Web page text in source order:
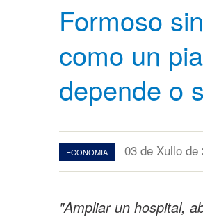
Formoso
como un
depende o
ECONOMIA 03 de Xullo de
"Ampliar un hospital,